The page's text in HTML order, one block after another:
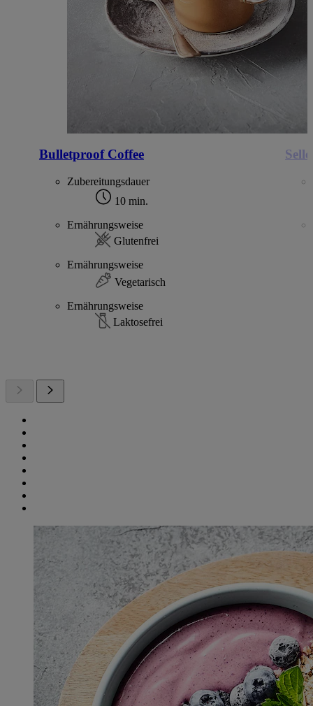
Bulletproof Coffee
Zubereitungsdauer
10 min.
Ernährungsweise
Glutenfrei
Ernährungsweise
Vegetarisch
Ernährungsweise
Laktosefrei